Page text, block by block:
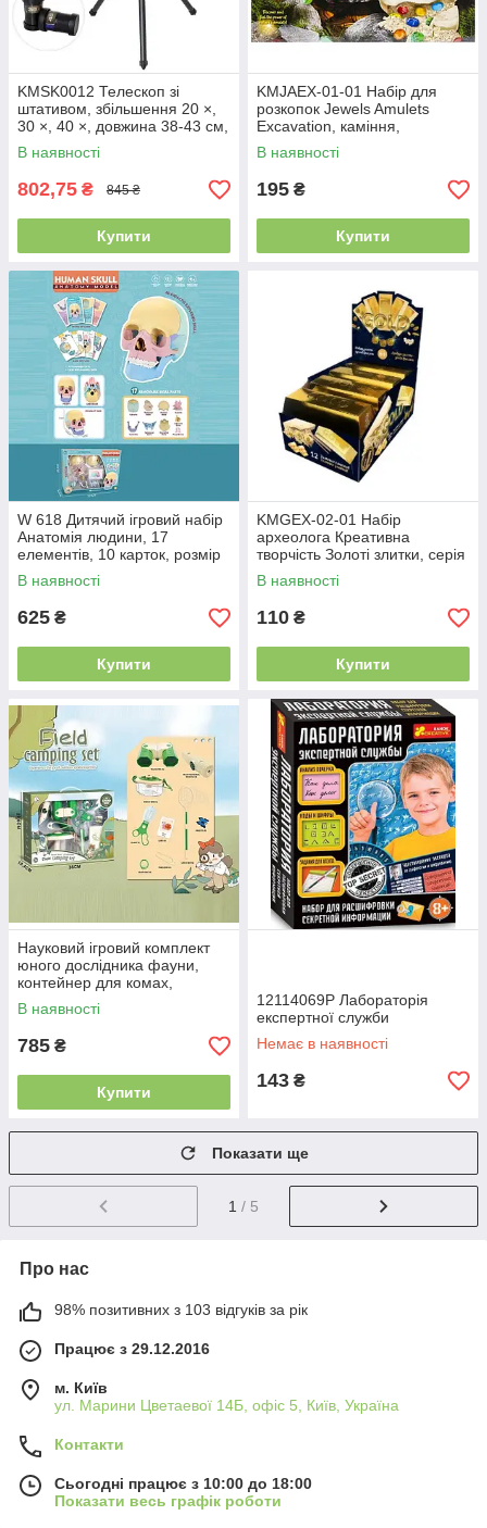
KMSK0012 Телескоп зі
штативом, збільшення 20 ×,
30 ×, 40 ×, довжина 38-43 см,
у коробці 46 ×19,5×7,5 см
В наявності
802,75 ₴ 845 ₴
Купити
KMJAEX-01-01 Набір для
розкопок Jewels Amulets
Excavation, каміння,
креативна творчість для дітей
В наявності
195 ₴
Купити
W 618 Дитячий ігровий набір
Анатомія людини, 17
елементів, 10 карток, розмір
8,5×14,5×11 см, паковання
В наявності
625 ₴
Купити
KMGEX-02-01 Набір
археолога Креативна
творчість Золоті злитки, серія
Gold, набір для пошуку
скарбів
В наявності
110 ₴
Купити
Науковий ігровий комплект
юного дослідника фауни,
контейнер для комах,
оптичний бінокль, магнітний
компас, сачок та щипці, у
В наявності
785 ₴
Купити
12114069Р Лабораторія
експертної служби
Немає в наявності
143 ₴
Показати ще
1 / 5
Про нас
98% позитивних з 103 відгуків за рік
Працює з 29.12.2016
м. Київ
ул. Марини Цветаевої 14Б, офіс 5, Київ, Україна
Контакти
Сьогодні працює з 10:00 до 18:00
Показати весь графік роботи